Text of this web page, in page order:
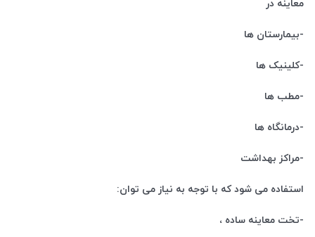
-بیمارستان ها
-کلینیک ها
-مطب ها
-درمانگاه ها
-مراکز بهداشت
استفاده می شود که با توجه به نیاز می توان:
-تخت معاینه ساده ،